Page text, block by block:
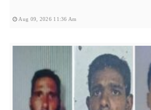
Aug 09, 2026 11:36 Am